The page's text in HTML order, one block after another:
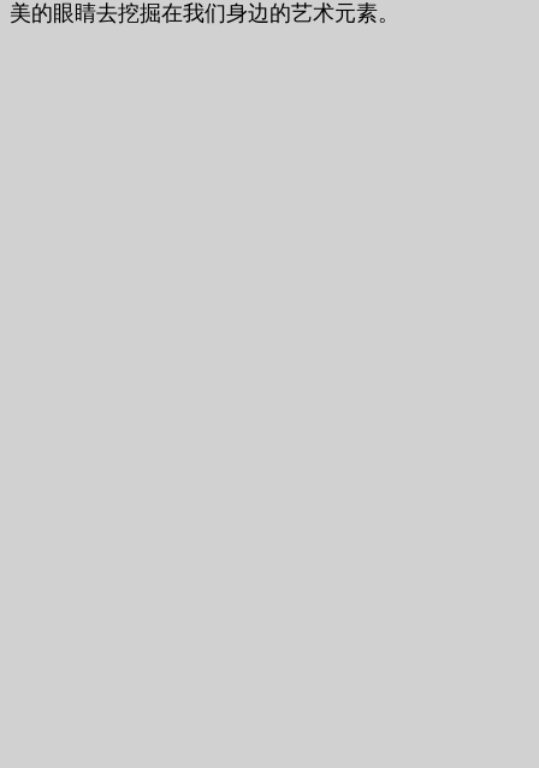
美的眼睛去挖掘在我们身边的艺术元素。